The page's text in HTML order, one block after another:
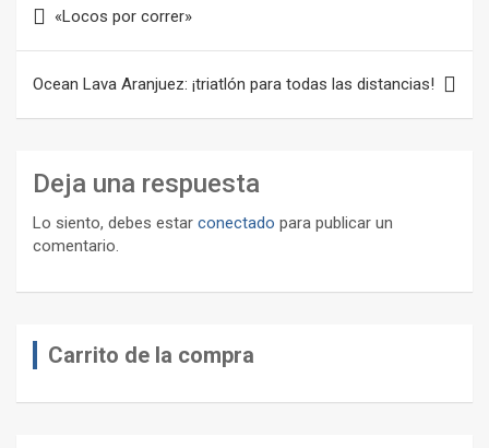
de
entradas
«Locos por correr»
Ocean Lava Aranjuez: ¡triatlón para todas las distancias!
Deja una respuesta
Lo siento, debes estar conectado para publicar un
comentario.
Carrito de la compra